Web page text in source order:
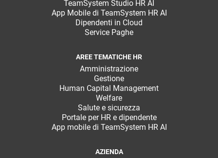
TeamSystem Studio HR AI
App Mobile di TeamSystem HR AI
Dipendenti in Cloud
Service Paghe
AREE TEMATICHE HR
Amministrazione
Gestione
Human Capital Management
Welfare
Salute e sicurezza
Portale per HR e dipendente
App mobile di TeamSystem HR AI
AZIENDA